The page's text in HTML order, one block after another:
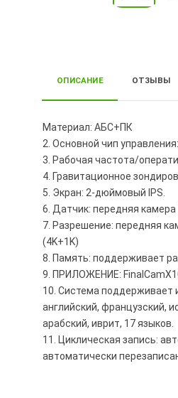
ОПИСАНИЕ ОТЗЫВЫ
Материал: АБС+ПК
2. Основной чип
3. Рабочая частота/
4. Гравитационное
5. Экран: 2-дюймовый IPS.
6. Датчик: передняя камера
7. Разрешение: передняя
(4K+1K)
8. Память: поддерживает
9. ПРИЛОЖЕНИЕ:
10. Система поддерживает
английский, французский,
арабский, иврит, 17 языков.
11. Циклическая запись:
автоматически